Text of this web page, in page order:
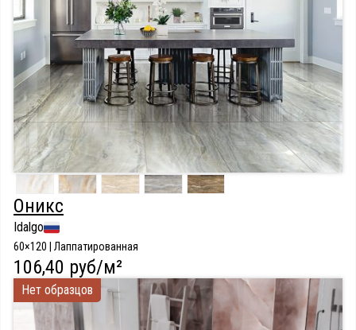
Оникс
Idalgo
60×120 | Лаппатированная
106,40 руб/м²
Нет образцов